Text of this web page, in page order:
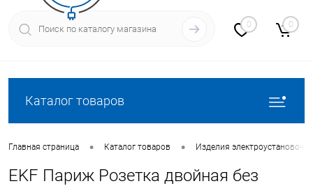
0 0
Каталог товаров
Главная страница • Каталог товаров • Изделия
EKF Париж Розетка двойная без